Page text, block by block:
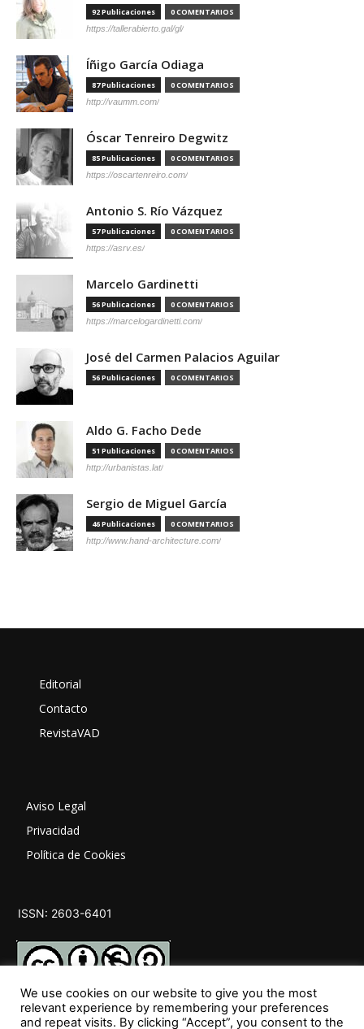
92 Publicaciones 0 COMENTARIOS
https://tallerabierto.gal/gl/
Íñigo García Odiaga
87 Publicaciones 0 COMENTARIOS
http://vaumm.com/
Óscar Tenreiro Degwitz
85 Publicaciones 0 COMENTARIOS
https://oscartenreiro.com/
Antonio S. Río Vázquez
57 Publicaciones 0 COMENTARIOS
https://asrv.es/
Marcelo Gardinetti
56 Publicaciones 0 COMENTARIOS
https://marcelogardinetti.com/
José del Carmen Palacios Aguilar
56 Publicaciones 0 COMENTARIOS
Aldo G. Facho Dede
51 Publicaciones 0 COMENTARIOS
http://urbanistas.lat/
Sergio de Miguel García
46 Publicaciones 0 COMENTARIOS
http://www.hand-architecture.com/
Editorial
Contacto
RevistaVAD
Aviso Legal
Privacidad
Política de Cookies
ISSN: 2603-6401
We use cookies on our website to give you the most
relevant experience by remembering your preferences
and repeat visits. By clicking “Accept”, you consent to the